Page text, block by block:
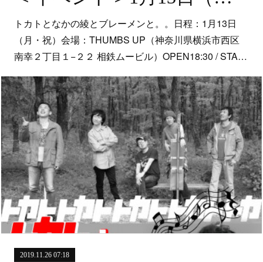
トカトとなかの綾とブレーメンと。。日程：1月13日
（月・祝）会場：THUMBS UP（神奈川県横浜市西区
南幸２丁目１−２２ 相鉄ムービル）OPEN18:30 / STA…
2019.11.26 07:18